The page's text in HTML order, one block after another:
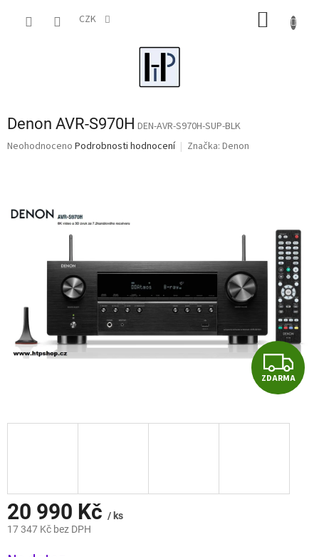
CZK
Denon AVR-S970H DEN-AVR-S970H-SUP-BLK
Průměrné
z
Neohodnoceno Podrobnosti hodnocení Značka: Denon
Z
D
ZDARMA
20 990 Kč / ks
17 347 Kč bez DPH